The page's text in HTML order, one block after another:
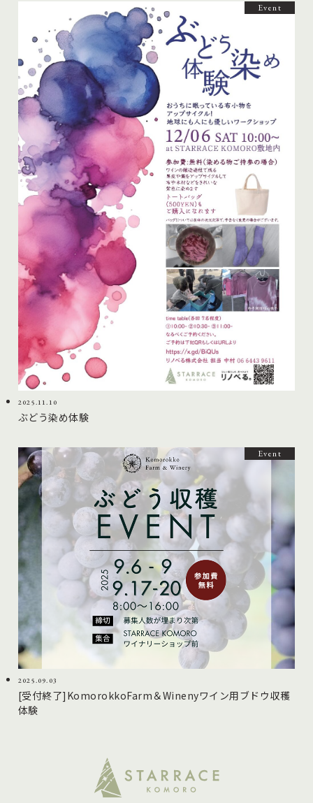
Event
2025.11.10
ぶどう染め体験
Event
2025.09.03
[受付終了]KomorokkoFarm＆Winenyワイン用ブドウ収穫
体験